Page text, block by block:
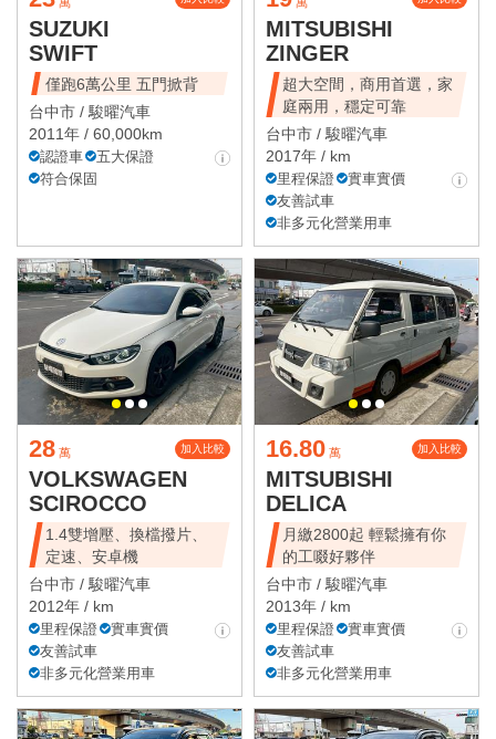
SUZUKI
SWIFT
僅跑6萬公里 五門掀背
台中市 / 駿曜汽車
2011年 / 60,000km
認證車
五大保證
符合保固
MITSUBISHI
ZINGER
超大空間，商用首選，家
庭兩用，穩定可靠
台中市 / 駿曜汽車
2017年 / km
里程保證
實車實價
友善試車
非多元化營業用車
28 萬 加入比較
VOLKSWAGEN
SCIROCCO
1.4雙增壓、換檔撥片、
定速、安卓機
台中市 / 駿曜汽車
2012年 / km
里程保證
實車實價
友善試車
非多元化營業用車
16.80 萬 加入比較
MITSUBISHI
DELICA
月繳2800起 輕鬆擁有你
的工啜好夥伴
台中市 / 駿曜汽車
2013年 / km
里程保證
實車實價
友善試車
非多元化營業用車